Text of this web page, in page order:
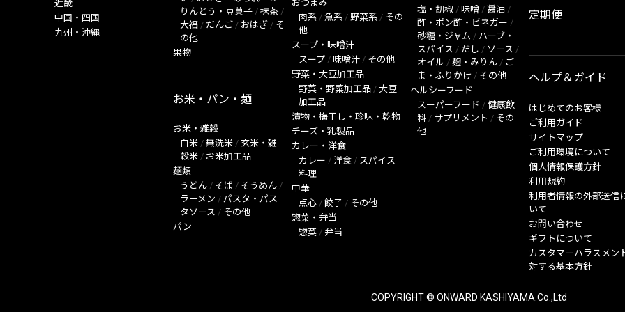
近畿
中国・四国
九州・沖縄
りんとう・豆菓子 / 抹茶 /
大福 / だんご / おはぎ / そ
の他
果物
お米・パン・麺
お米・雑穀
白米 / 無洗米 / 玄米・雑
穀米 / お米加工品
麺類
うどん / そば / そうめん /
ラーメン / パスタ・パス
タソース / その他
パン
おつまみ
肉系 / 魚系 / 野菜系 / その
他
スープ・味噌汁
スープ / 味噌汁 / その他
野菜・大豆加工品
野菜・野菜加工品 / 大豆
加工品
漬物・梅干し・珍味・乾物
チーズ・乳製品
カレー・洋食
カレー / 洋食 / スパイス
料理
中華
点心 / 餃子 / その他
惣菜・弁当
惣菜 / 弁当
塩・胡椒 / 味噌 / 醤油 /
酢・ポン酢・ビネガー /
砂糖・ジャム / ハーブ・
スパイス / だし / ソース /
オイル / 麹・みりん / ご
ま・ふりかけ / その他
ヘルシーフード
スーパーフード / 健康飲
料 / サプリメント / その
他
定期便
ヘルプ＆ガイド
はじめてのお客様
ご利用ガイド
サイトマップ
ご利用環境について
個人情報保護方針
利用規約
利用者情報の外部送信
いて
お問い合わせ
ギフトについて
カスタマーハラスメン
対する基本方針
COPYRIGHT © ONWARD KASHIYAMA.Co.,Ltd